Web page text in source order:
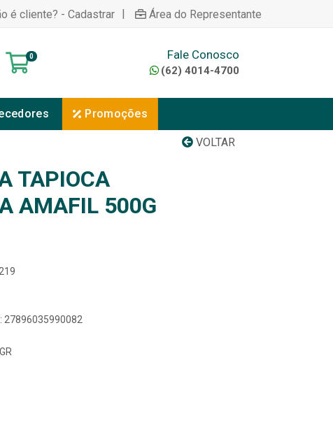
é cliente? - Cadastrar | Área do Representante
0 Fale Conosco
(62) 4014-4700
Promoções
VOLTAR
TAPIOCA
AMAFIL 500G
27896035990082